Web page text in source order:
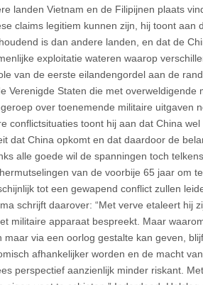
landen Vietnam en de Filipijnen plaats
claims legitiem kunnen zijn, hij toont
is dan andere landen, en dat de
exploitatie wateren waarop
van de eerste eilandengordel aan de
Verenigde Staten die met
over toenemende militaire uitgaven
conflictsituaties toont hij aan dat China
dat China opkomt en dat daardoor de
alle goede wil de spanningen toch
van de voorbije 65 jaar om
tot een gewapend conflict zullen
schrijft daarover: “Met verve etaleert hij
militaire apparaat bespreekt. Maar
maar via een oorlog gestalte kan geven,
afhankelijker worden en de macht
perspectief aanzienlijk minder riskant.